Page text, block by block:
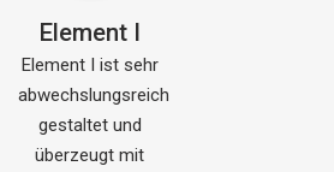
Element I
Element I ist sehr
abwechslungsreich
gestaltet und
überzeugt mit